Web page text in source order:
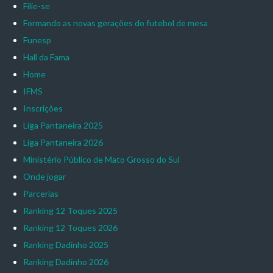
Filie-se
Formando as novas gerações do futebol de mesa
Funesp
Hall da Fama
Home
IFMS
Inscrições
Liga Pantaneira 2025
Liga Pantaneira 2026
Ministério Público de Mato Grosso do Sul
Onde jogar
Parcerias
Ranking 12 Toques 2025
Ranking 12 Toques 2026
Ranking Dadinho 2025
Ranking Dadinho 2026